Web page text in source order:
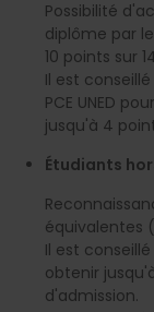
Possibilité
diplôme par
10 points sur
Il est
PCE UNED
jusqu'à 4
Étudiants
équivalentes
Il est conseillé
obtenir
d'admission.